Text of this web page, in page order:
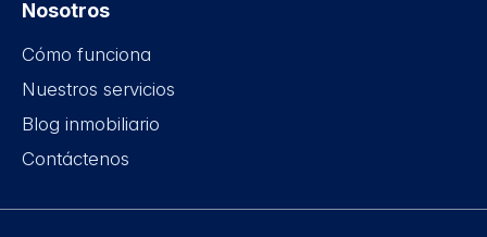
Nosotros
Cómo funciona
Nuestros servicios
Blog inmobiliario
Contáctenos